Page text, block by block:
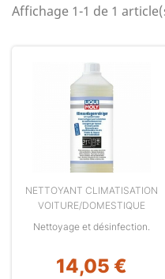
Affichage 1-1 de 1
NETTOYANT CLIMATISATION
VOITURE/DOMESTIQUE
Nettoyage et désinfection.
14,05 €